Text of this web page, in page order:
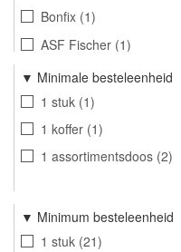
Bonfix 1
ASF Fischer 1
Minimale besteleenheid
1 stuk 1
1 koffer 1
1 assortimentsdoos 2
Minimum besteleenheid
1 stuk 21